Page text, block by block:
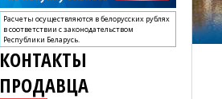
Расчеты осуществляются в белорусских рублях
в соответствии с законодательством
Республики Беларусь.
КОНТАКТЫ
ПРОДАВЦА